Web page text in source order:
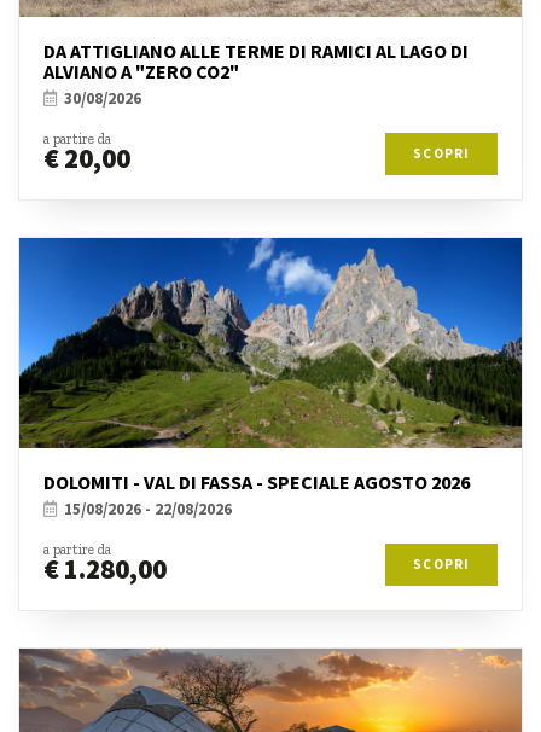
DA ATTIGLIANO ALLE TERME DI RAMICI AL LAGO DI
ALVIANO A "ZERO CO2"
30/08/2026
a partire da
€ 20,00 SCOPRI
DOLOMITI - VAL DI FASSA - SPECIALE AGOSTO 2026
15/08/2026 - 22/08/2026
a partire da
€ 1.280,00 SCOPRI